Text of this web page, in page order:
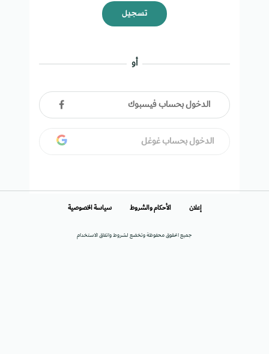
تسجيل
أو
الدخول بحساب فيسبوك
الدخول بحساب غوغل
جميع الحقوق محفوظة وتخضع لشروط واتفاق الاستخدام
إعلان الأحكام والشروط سياسة الخصوصية